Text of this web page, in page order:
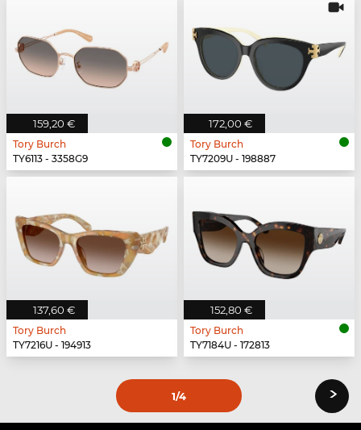
159,20 €
Tory Burch
TY6113 - 3358G9
172,00 €
Tory Burch
TY7209U - 198887
137,60 €
Tory Burch
TY7216U - 194913
152,80 €
Tory Burch
TY7184U - 172813
1/4 ›